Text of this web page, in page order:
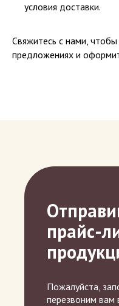
условия доставки.
Свяжитесь с нами,
предложениях и
прайс-
Пожалуйста,
перезвоним вам